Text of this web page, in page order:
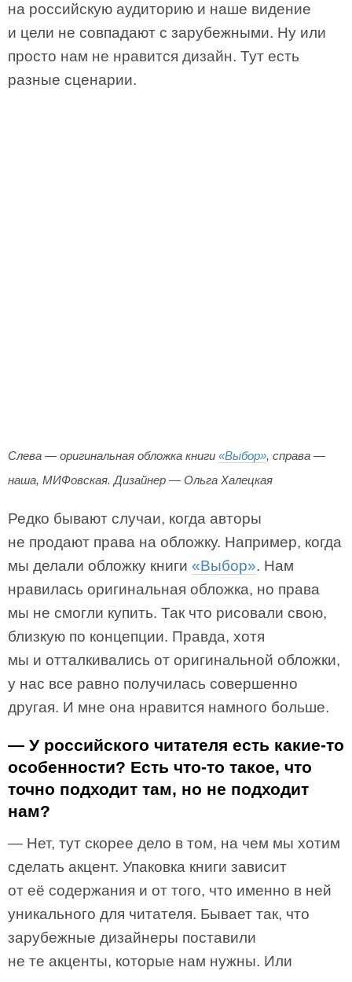
на российскую аудиторию и наше видение
и цели не совпадают с зарубежными. Ну или
просто нам не нравится дизайн. Тут есть
разные сценарии.
Слева — оригинальная обложка книги «Выбор», справа —
наша, МИФовская. Дизайнер — Ольга Халецкая
Редко бывают случаи, когда авторы
не продают права на обложку. Например, когда
мы делали обложку книги «Выбор». Нам
нравилась оригинальная обложка, но права
мы не смогли купить. Так что рисовали свою,
близкую по концепции. Правда, хотя
мы и отталкивались от оригинальной обложки,
у нас все равно получилась совершенно
другая. И мне она нравится намного больше.
— У российского читателя есть какие-то
особенности? Есть что-то такое, что
точно подходит там, но не подходит
нам?
— Нет, тут скорее дело в том, на чем мы хотим
сделать акцент. Упаковка книги зависит
от её содержания и от того, что именно в ней
уникального для читателя. Бывает так, что
зарубежные дизайнеры поставили
не те акценты, которые нам нужны. Или